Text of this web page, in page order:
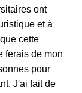
ont
et à
cette
ferais de mon
pour
J'ai fait de